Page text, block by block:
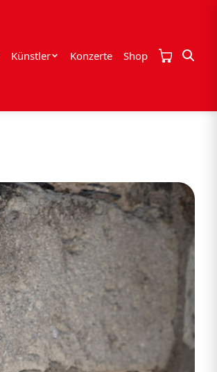
Künstler Konzerte Shop